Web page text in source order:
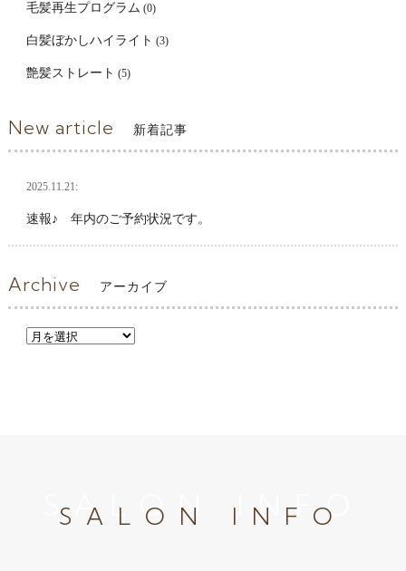
毛髪再生プログラム (0)
白髪ぼかしハイライト (3)
艶髪ストレート (5)
New article 新着記事
2025.11.21:
速報♪ 年内のご予約状況です。
Archive アーカイブ
SALON INFO
SALON INFO